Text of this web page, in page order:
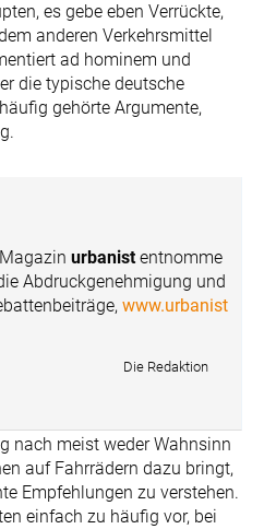
es gebe eben Verrückte,
anderen Verkehrsmittel
ad hominem und
die typische deutsche
gehörte ­Argumente,
urbanist entnomme
Abdruckgenehmigung und
www.urbanist
Die Redaktion
nach meist weder Wahnsinn
auf Fahrrädern dazu bringt,
Empfehlungen zu verstehen.
einfach zu häufig vor, bei